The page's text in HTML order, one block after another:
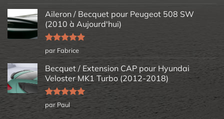
5
Aileron / Becquet pour Peugeot 508 SW
(2010 à Aujourd'hui)
Note5sur
5
par Fabrice
Becquet / Extension CAP pour Hyundai
Veloster MK1 Turbo (2012-2018)
Note5sur
5
par Paul